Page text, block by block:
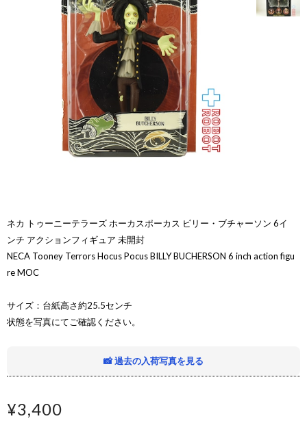
ネカ トゥーニーテラーズ ホーカスポーカス ビリー・ブチャーソン 6イ
ンチ アクションフィギュア 未開封
NECA Tooney Terrors Hocus Pocus BILLY BUCHERSON 6 inch action figu
re MOC
サイズ：台紙高さ約25.5センチ
状態を写真にてご確認ください。
📸 過去の入荷写真を見る
¥3,400